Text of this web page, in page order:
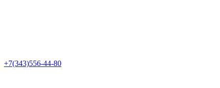
+7(343)556-44-80